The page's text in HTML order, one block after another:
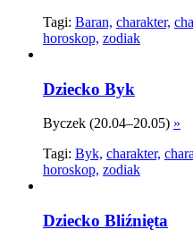
Tagi: Baran, charakter,
horoskop, zodiak
Dziecko Byk
Byczek (20.04–20.05) »
Tagi: Byk, charakter,
horoskop, zodiak
Dziecko Bliźnięta